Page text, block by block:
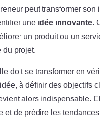
peut transformer
une idée innovante.
un produit ou un
du projet.
doit se transformer en
à définir des objectifs
alors indispensable.
et de prédire les